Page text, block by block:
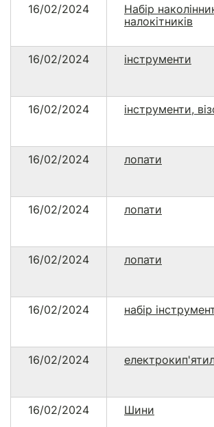
16/02/2024
Набір
налокітників
16/02/2024 інструменти
16/02/2024 інструменти,
16/02/2024 лопати
16/02/2024 лопати
16/02/2024 лопати
16/02/2024 набір
16/02/2024
16/02/2024 Шини